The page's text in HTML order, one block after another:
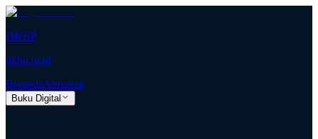
HKBP
hkbp.or.id
BerandaAlmanak
Buku Digital